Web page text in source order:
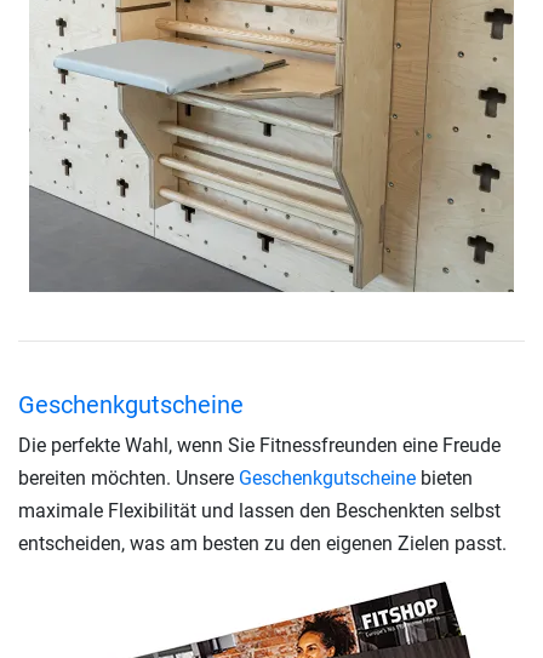
Geschenkgutscheine
Die perfekte Wahl, wenn Sie Fitnessfreunden eine Freude
bereiten möchten. Unsere Geschenkgutscheine bieten
maximale Flexibilität und lassen den Beschenkten selbst
entscheiden, was am besten zu den eigenen Zielen passt.